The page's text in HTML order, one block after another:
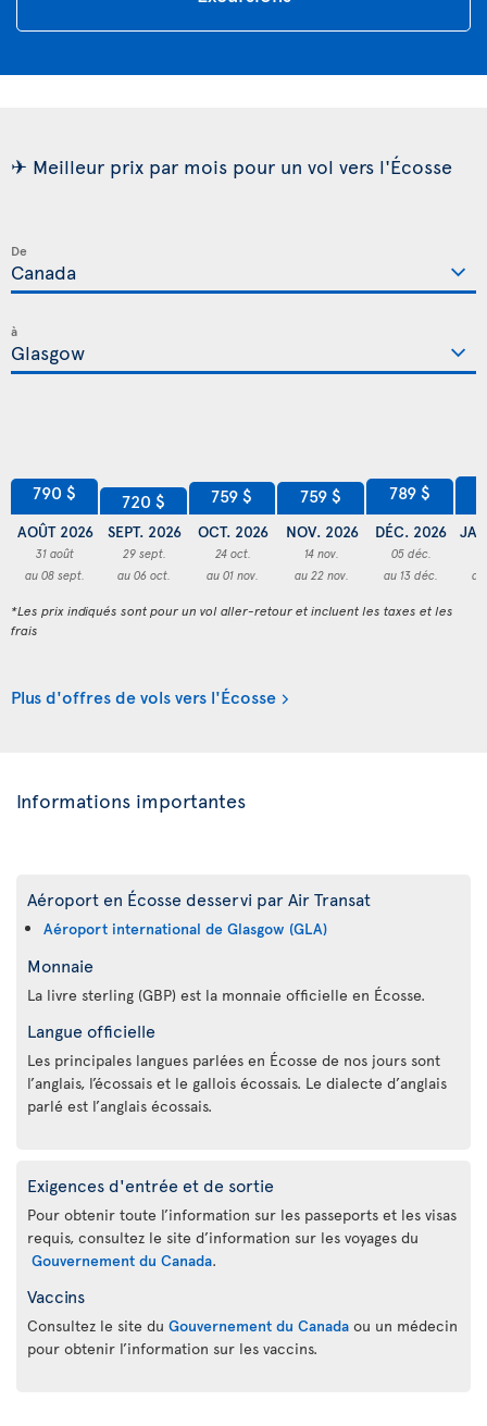
✈ Meilleur prix par mois pour un vol vers l'Écosse
De
à
790 $
AOÛT 2026
31 août
au 08 sept.
720 $
SEPT. 2026
29 sept.
au 06 oct.
759 $
OCT. 2026
24 oct.
au 01 nov.
759 $
NOV. 2026
14 nov.
au 22 nov.
789 $
DÉC. 2026
05 déc.
au 13 déc.
*Les prix indiqués sont pour un vol aller-retour et incluent les taxes et les
frais
Plus d'offres de vols vers l'Écosse
Informations importantes
Aéroport en Écosse desservi par Air Transat
Aéroport international de Glasgow (GLA)
Monnaie
La livre sterling (GBP) est la monnaie officielle en Écosse.
Langue officielle
Les principales langues parlées en Écosse de nos jours sont
l’anglais, l’écossais et le gallois écossais. Le dialecte d’anglais
parlé est l’anglais écossais.
Exigences d'entrée et de sortie
Pour obtenir toute l’information sur les passeports et les visas
requis, consultez le site d’information sur les voyages du
Gouvernement du Canada.
Vaccins
Consultez le site du Gouvernement du Canada ou un médecin
pour obtenir l’information sur les vaccins.